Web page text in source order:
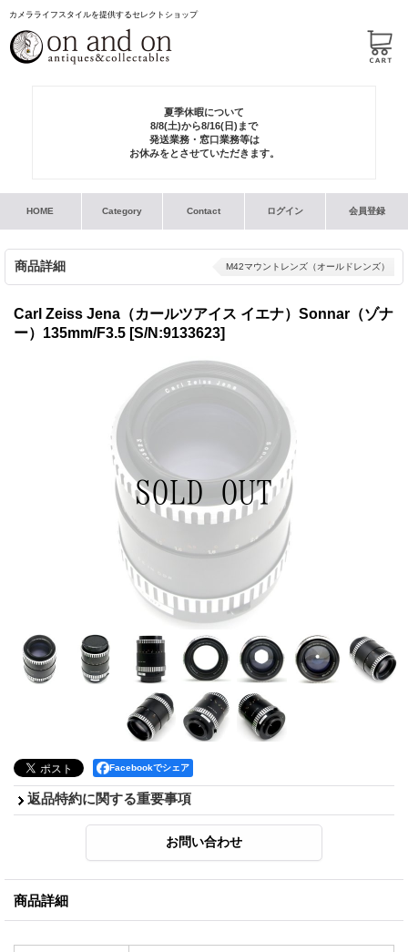
カメラライフスタイルを提供するセレクトショップ
夏季休暇について
8/8(土)から8/16(日)まで
発送業務・窓口業務等は
お休みをとさせていただきます。
HOME Category Contact ログイン 会員登録
商品詳細 M42マウントレンズ（オールドレンズ）
Carl Zeiss Jena（カールツアイス イエナ）Sonnar（ゾナ
ー）135mm/F3.5 [S/N:9133623]
Facebookでシェア
返品特約に関する重要事項
商品詳細